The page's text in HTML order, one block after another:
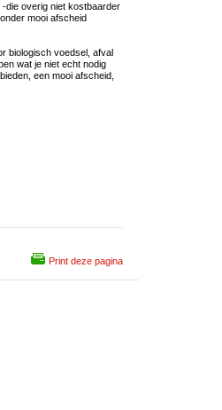
-die overig niet kostbaarder
mooi afscheid
biologisch voedsel, afval
wat je niet echt nodig
een mooi afscheid,
Print deze pagina